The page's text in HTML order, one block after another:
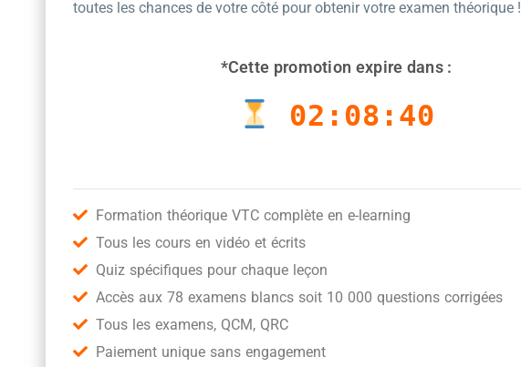
toutes les chances de votre côté pour obtenir votre examen théorique !
*Cette promotion expire dans :
02:08:39
Formation théorique VTC complète en e-learning
Tous les cours en vidéo et écrits
Quiz spécifiques pour chaque leçon
Accès aux 78 examens blancs soit 10 000 questions corrigées
Tous les examens, QCM, QRC
Paiement unique sans engagement